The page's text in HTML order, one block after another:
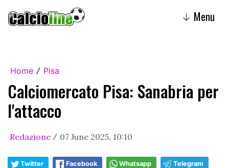
↓ Menu
Home / Pisa
Calciomercato Pisa: Sanabria per
l'attacco
Redazione / 07 June 2025, 10:10
Twitter Facebook Whatsapp Telegram